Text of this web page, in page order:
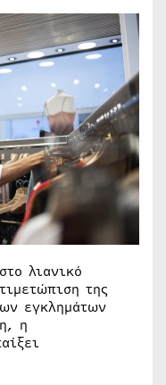
λιανικό
της
εγκλημάτων
η